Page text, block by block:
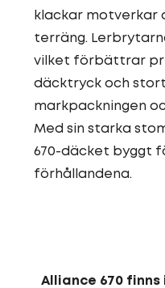
klackar motverkar
terräng.
vilket förbättrar
däcktryck och
markpackningen
Med sin starka
670-däcket byggt
förhållandena.
Alliance 670 finns